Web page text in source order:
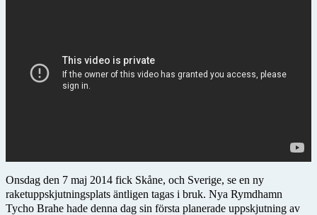
Onsdag den 7 maj 2014 fick Skåne, och Sverige, se en ny
raketuppskjutningsplats äntligen tagas i bruk. Nya Rymdhamn
Tycho Brahe hade denna dag sin första planerade uppskjutning av